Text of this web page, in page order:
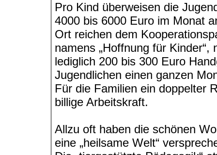
Pro Kind überweisen die
4000 bis 6000 Euro im Monat
Ort reichen dem
namens „Hoffnung für
lediglich 200 bis 300 Euro
Jugendlichen einen ganzen
Für die Familien ein doppelter
billige Arbeitskraft.
Allzu oft haben die schönen
eine „heilsame Welt“